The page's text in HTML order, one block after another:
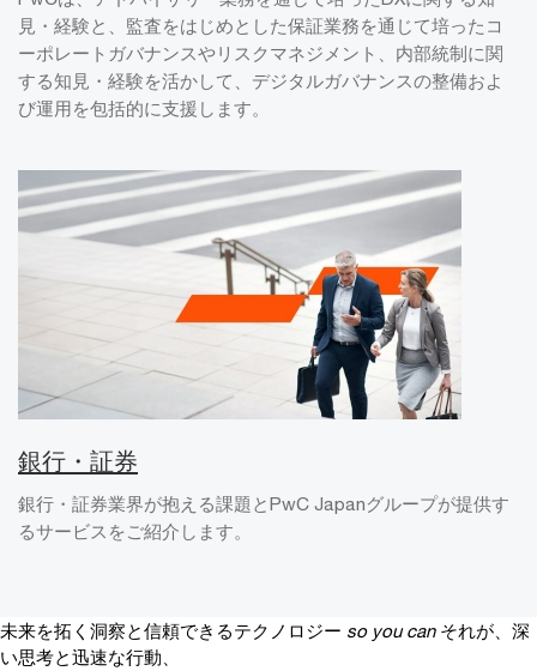
見・経験と、監査をはじめとした保証業務を通じて培ったコ
ーポレートガバナンスやリスクマネジメント、内部統制に関
する知見・経験を活かして、デジタルガバナンスの整備およ
び運用を包括的に支援します。
銀行・証券
銀行・証券業界が抱える課題とPwC Japanグループが提供す
るサービスをご紹介します。
未来を拓く洞察と信頼できるテクノロジー so you can それが、深
い思考と迅速な行動、